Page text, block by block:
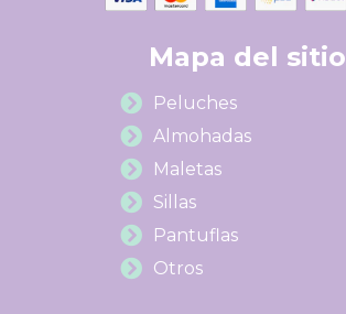
Mapa del sitio
Peluches
Almohadas
Maletas
Sillas
Pantuflas
Otros